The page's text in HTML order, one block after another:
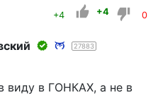
+4 +4 0
27883
виду в ГОНКАХ, а не в